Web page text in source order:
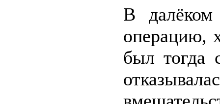
В
операцию,
был тогда